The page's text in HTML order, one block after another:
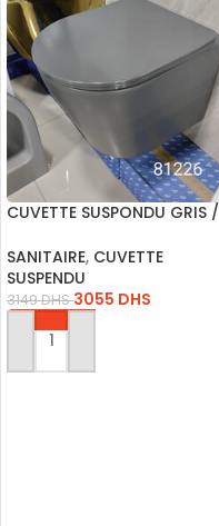
CUVETTE SUSPONDU GRIS /
SANITAIRE, CUVETTE
SUSPENDU
3149DHS 3055 DHS
AJOUTER AU PANIER